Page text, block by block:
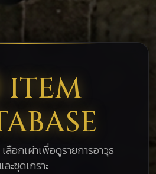
ITEM
ลือกเผ่าเพื่อดูรายการอาวุธ
และชุดเกราะ